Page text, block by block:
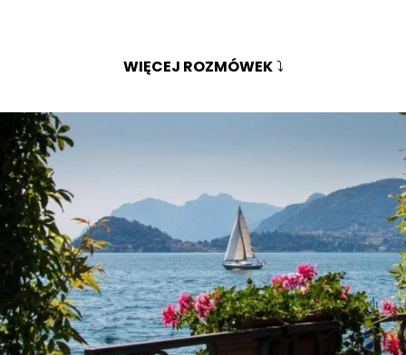
WIĘCEJ ROZMÓWEK⤵️